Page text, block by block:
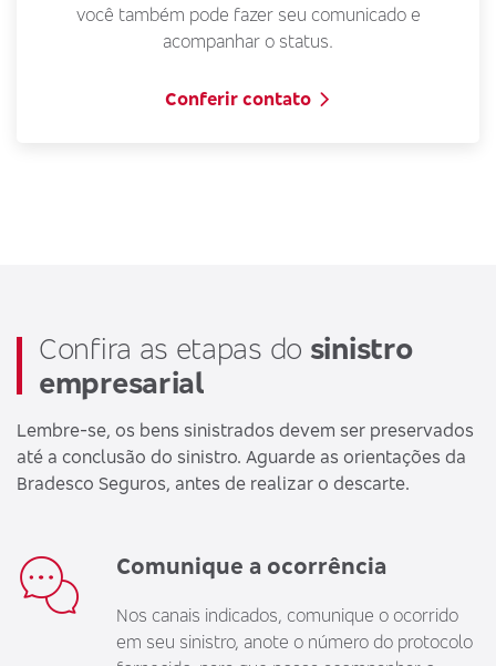
você também pode fazer seu comunicado e
acompanhar o status.
Conferir contato
Confira as etapas do sinistro
empresarial
Lembre-se, os bens sinistrados devem ser preservados
até a conclusão do sinistro. Aguarde as orientações da
Bradesco Seguros, antes de realizar o descarte.
Comunique a ocorrência
Nos canais indicados, comunique o ocorrido
em seu sinistro, anote o número do protocolo